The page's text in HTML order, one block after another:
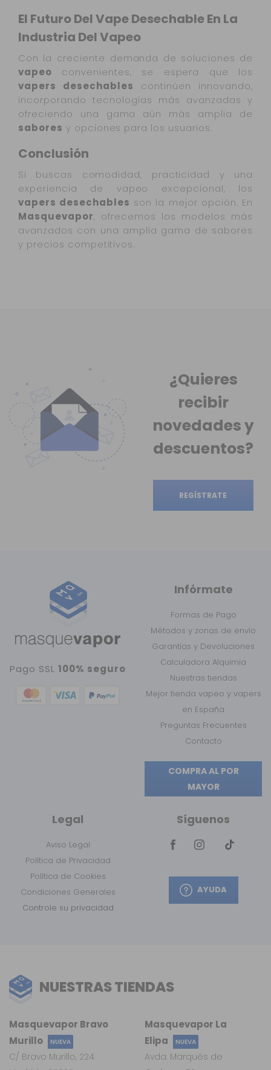
El Futuro Del Vape Desechable En La
Industria Del Vapeo
Con la creciente demanda de soluciones de
vapeo convenientes, se espera que los
vapers desechables continúen innovando,
incorporando tecnologías más avanzadas y
ofreciendo una gama aún más amplia de
sabores y opciones para los usuarios.
Conclusión
Si buscas comodidad, practicidad y una
experiencia de vapeo excepcional, los
vapers desechables son la mejor opción. En
Masquevapor, ofrecemos los modelos más
avanzados con una amplia gama de sabores
y precios competitivos.
¿Quieres
recibir
novedadesy
descuentos?
REGÍSTRATE
Pago SSL100% seguro
Infórmate
Formas de Pago
Métodos y zonas de envío
Garantías y Devoluciones
Calculadora Alquimia
Nuestras tiendas
Mejor tienda vapeo y vapers
en España
Preguntas Frecuentes
Contacto
COMPRA AL POR
MAYOR
Legal
Aviso Legal
Política de Privacidad
Política de Cookies
Condiciones Generales
Controle su privacidad
Síguenos
AYUDA
NUESTRAS TIENDAS
Masquevapor La
Elipa
NUEVA
Avda. Marqués de
Masquevapor Bravo
Murillo
NUEVA
C/ Bravo Murillo, 224